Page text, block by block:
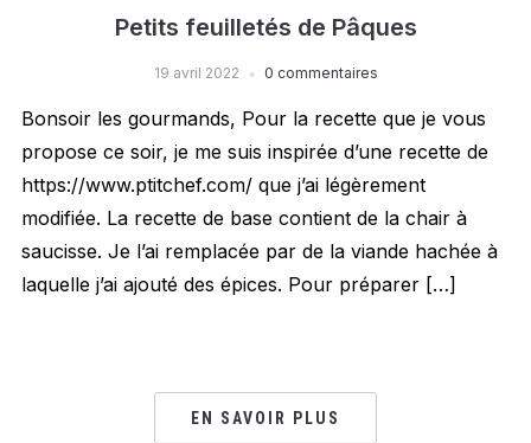
Petits feuilletés de Pâques
19 avril 2022 0 commentaires
Bonsoir les gourmands, Pour la recette que je vous
propose ce soir, je me suis inspirée d’une recette de
https://www.ptitchef.com/ que j’ai légèrement
modifiée. La recette de base contient de la chair à
saucisse. Je l’ai remplacée par de la viande hachée à
laquelle j’ai ajouté des épices. Pour préparer […]
EN SAVOIR PLUS